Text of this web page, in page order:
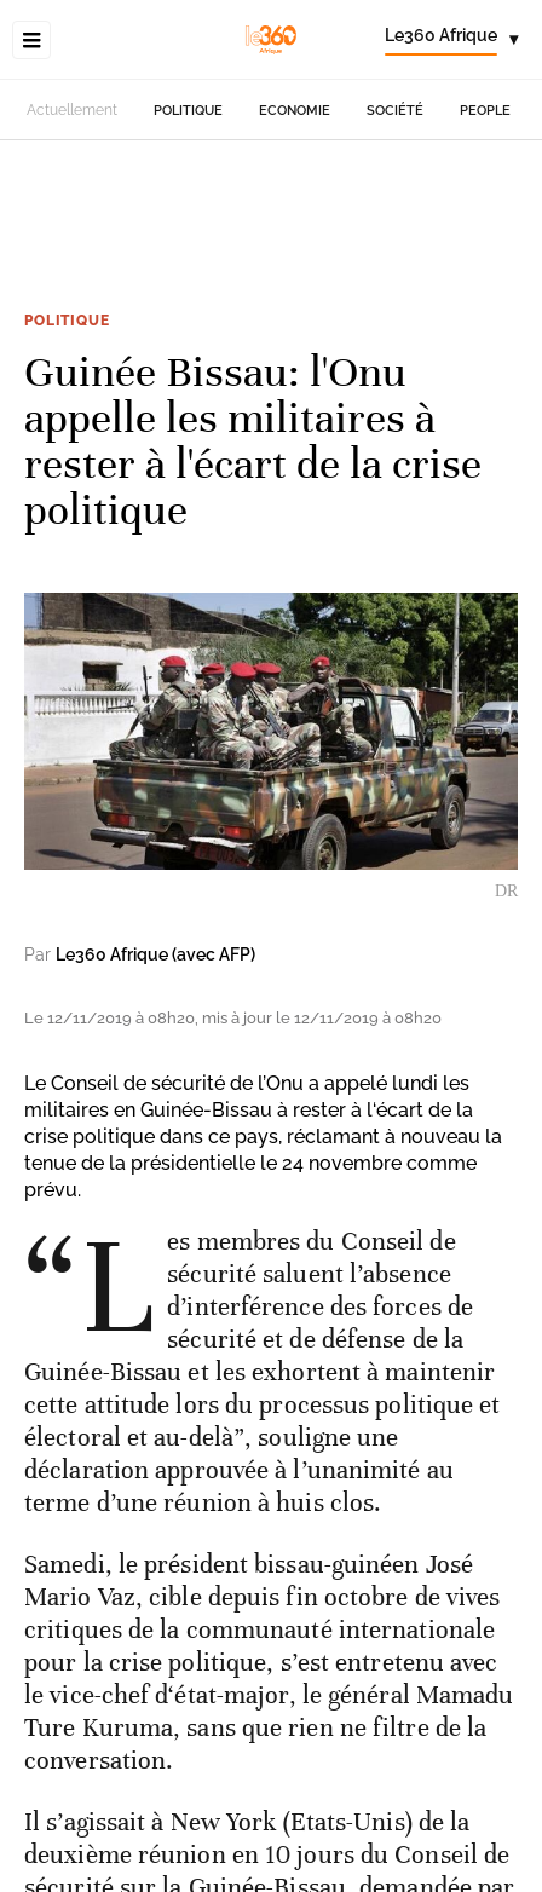
Le360 Afrique ▾
Actuellement POLITIQUE ECONOMIE SOCIÉTÉ PEOPLE
POLITIQUE
Guinée Bissau: l'Onu
appelle les militaires à
rester à l'écart de la crise
politique
DR
Par Le360 Afrique (avec AFP)
Le 12/11/2019 à 08h20, mis à jour le 12/11/2019 à 08h20
Le Conseil de sécurité de l’Onu a appelé lundi les
militaires en Guinée-Bissau à rester à l‘écart de la
crise politique dans ce pays, réclamant à nouveau la
tenue de la présidentielle le 24 novembre comme
prévu.
“L es membres du Conseil de
sécurité saluent l’absence
d’interférence des forces de
sécurité et de défense de la
Guinée-Bissau et les exhortent à maintenir
cette attitude lors du processus politique et
électoral et au-delà”, souligne une
déclaration approuvée à l’unanimité au
terme d’une réunion à huis clos.
Samedi, le président bissau-guinéen José
Mario Vaz, cible depuis fin octobre de vives
critiques de la communauté internationale
pour la crise politique, s’est entretenu avec
le vice-chef d‘état-major, le général Mamadu
Ture Kuruma, sans que rien ne filtre de la
conversation.
Il s’agissait à New York (Etats-Unis) de la
deuxième réunion en 10 jours du Conseil de